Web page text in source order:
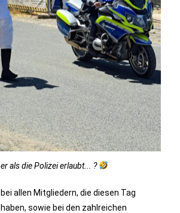
als die Polizei erlaubt... ?
allen Mitgliedern, die diesen Tag
sowie bei den zahlreichen